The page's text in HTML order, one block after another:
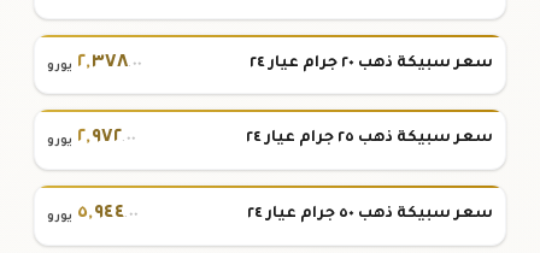
سعر سبيكة ذهب ٢٠ جرام عيار ٢٤ ٢,٣٧٨.٠٠ يورو
سعر سبيكة ذهب ٢٥ جرام عيار ٢٤ ٢,٩٧٢.٠٠ يورو
سعر سبيكة ذهب ٥٠ جرام عيار ٢٤ ٥,٩٤٤.٠٠ يورو